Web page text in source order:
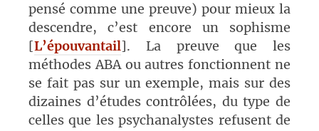
pensé comme une preuve) pour mieux la
descendre, c’est encore un sophisme
[L’épouvantail]. La preuve que les
méthodes ABA ou autres fonctionnent ne
se fait pas sur un exemple, mais sur des
dizaines d’études contrôlées, du type de
celles que les psychanalystes refusent de